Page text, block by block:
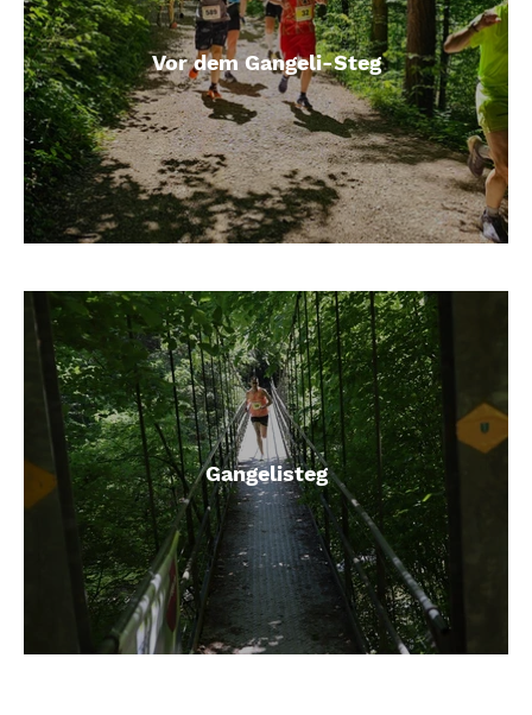
Vor dem Gangeli-Steg
Gangelisteg